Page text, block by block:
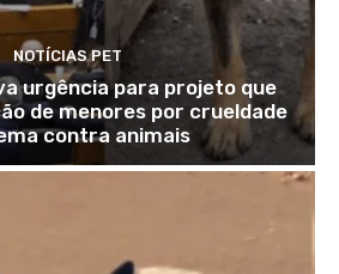
NOTÍCIAS PET
urgência para projeto que
de menores por crueldade
contra animais